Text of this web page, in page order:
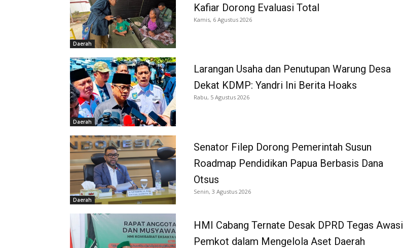
Daerah
Kafiar Dorong Evaluasi Total
Kamis, 6 Agustus 2026
Daerah
Larangan Usaha dan Penutupan Warung Desa
Dekat KDMP: Yandri Ini Berita Hoaks
Rabu, 5 Agustus 2026
Daerah
Senator Filep Dorong Pemerintah Susun
Roadmap Pendidikan Papua Berbasis Dana
Otsus
Senin, 3 Agustus 2026
HMI Cabang Ternate Desak DPRD Tegas Awasi
Pemkot dalam Mengelola Aset Daerah